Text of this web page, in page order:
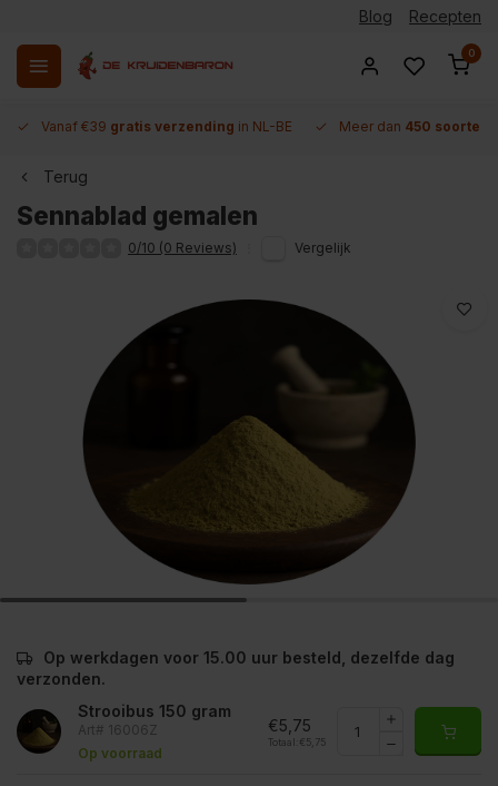
Blog Recepten
0
Vanaf €39 gratis verzending in NL-BE Meer dan 450 soorten
Terug
Sennablad gemalen
0/10 (0 Reviews) Vergelijk
Op werkdagen voor 15.00 uur besteld, dezelfde dag
verzonden.
Strooibus 150 gram
Art# 16006Z
Op voorraad
€5,75
Totaal: €5,75